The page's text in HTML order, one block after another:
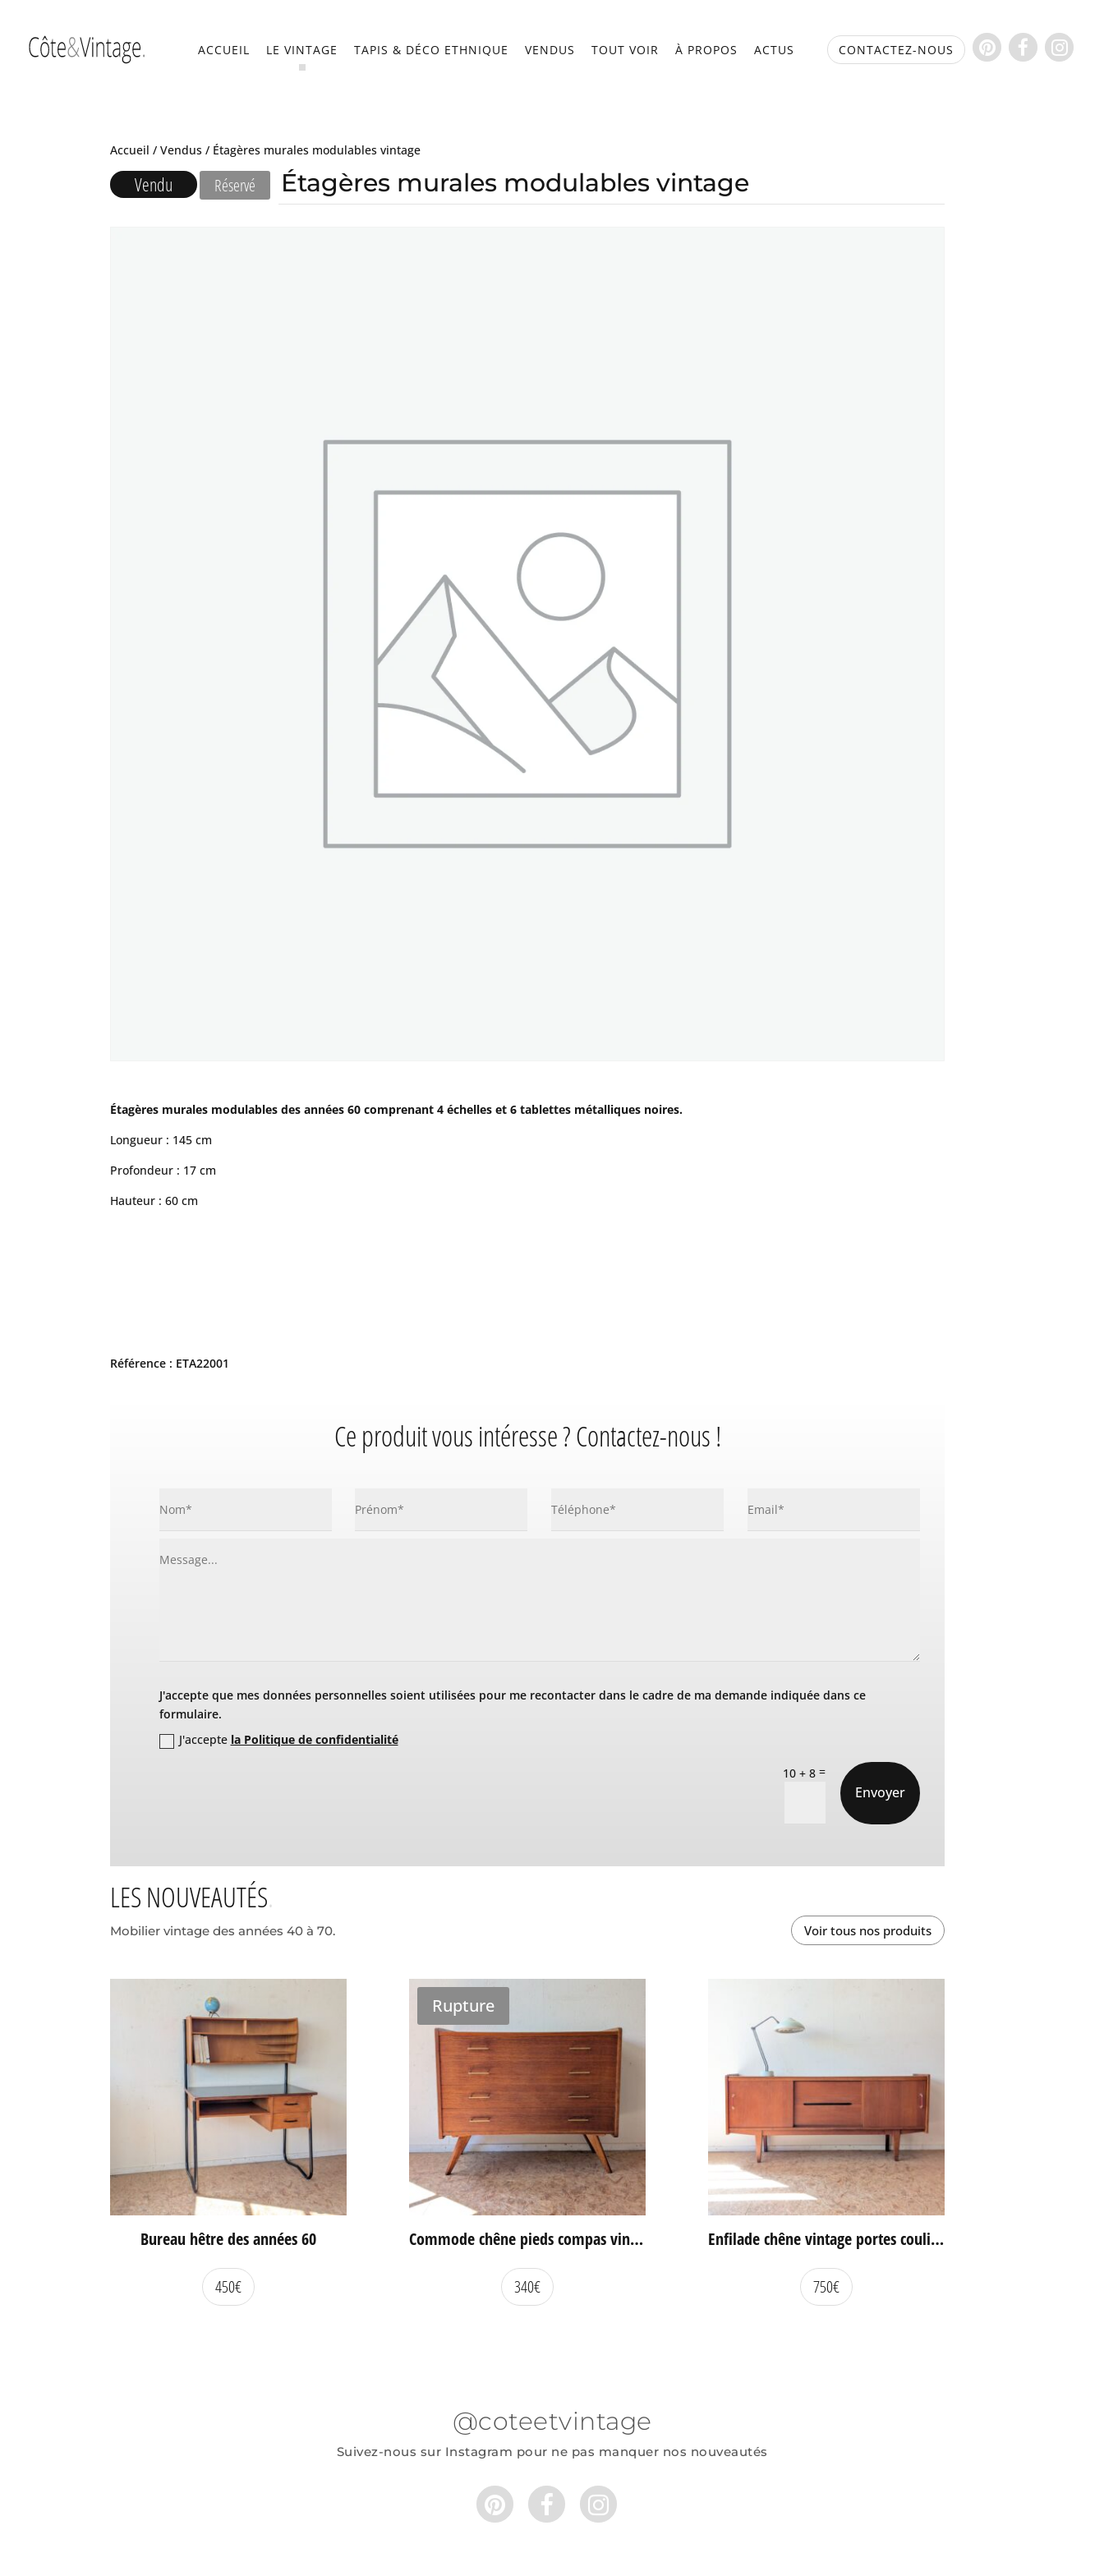
ACCUEIL LE VINTAGE TAPIS & DÉCO ETHNIQUE VENDUS TOUT VOIR À PROPOS ACTUS CONTACTEZ-NOUS
Accueil /Vendus / Étagères murales modulables vintage
Vendu Réservé Étagères murales modulables vintage
Étagères murales modulables des années 60 comprenant 4 échelles et 6 tablettes métalliques noires.
Longueur : 145 cm
Profondeur : 17 cm
Hauteur : 60 cm
Référence : ETA22001
Ce produit vous intéresse ? Contactez-nous !
J'accepte que mes données personnelles soient utilisées pour me recontacter dans le cadre de ma demande indiquée dans ce
formulaire.
J'accepte la Politique de confidentialité
10 + 8 =
Envoyer
LES NOUVEAUTÉS
Mobilier vintage des années 40 à 70. Voir tous nos produits
Bureau hêtre des années 60
450€
Rupture
Commode chêne pieds compas vintage
340€
Enfilade chêne vintage portes coulissantes
750€
@coteetvintage
Suivez-nous sur Instagram pour ne pas manquer nos nouveautés